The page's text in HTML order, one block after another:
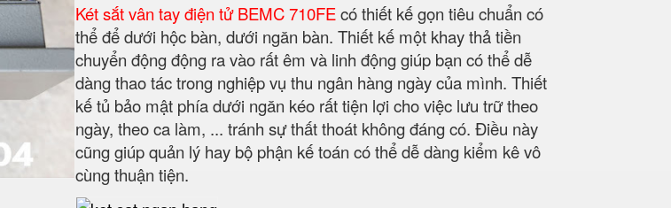
Kétsắt vân tay điện tử BEMC 710FEcó thiết kế gọn tiêu chuẩn có
thể để dưới hộc bàn, dưới ngăn bàn. Thiết kế một khay thả tiền
chuyển động động ra vào rất êm và linh động giúp bạn có thể dễ
dàng thao tác trong nghiệp vụ thu ngân hàng ngày của mình. Thiết
kế tủ bảo mật phía dưới ngăn kéo rất tiện lợi cho việc lưu trữ theo
ngày, theo ca làm, ... tránh sự thất thoát không đáng có. Điều này
cũng giúp quản lý hay bộ phận kế toán có thể dễ dàng kiểm kê vô
cùng thuận tiện.